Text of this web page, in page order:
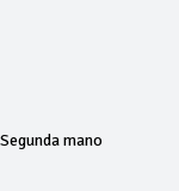
Segunda mano